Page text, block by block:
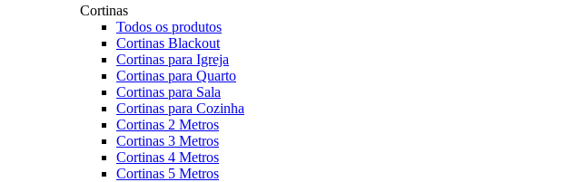
Cortinas
Todos os produtos
Cortinas Blackout
Cortinas para Igreja
Cortinas para Quarto
Cortinas para Sala
Cortinas para Cozinha
Cortinas 2 Metros
Cortinas 3 Metros
Cortinas 4 Metros
Cortinas 5 Metros